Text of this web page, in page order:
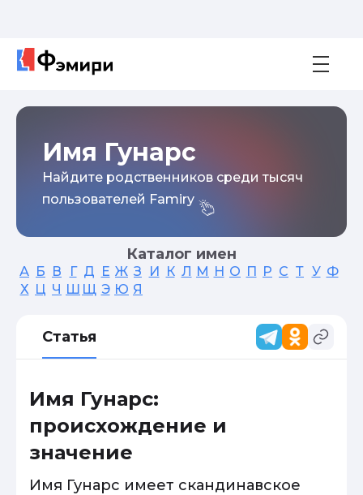
Имя Гунарс
Найдите родственников среди тысяч
пользователей Famiry
Каталог имен
А Б В Г Д Е Ж З И К Л М Н О П Р С Т У Ф
Х Ц Ч Ш Щ Э Ю Я
Статья
Имя Гунарс:
происхождение и
значение
Имя Гунарс имеет скандинавское